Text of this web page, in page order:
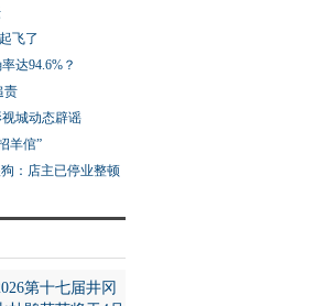
飞了
达94.6%？
责
城动态辟谣
羊倌”
：店主已停业整顿
第十七届井冈